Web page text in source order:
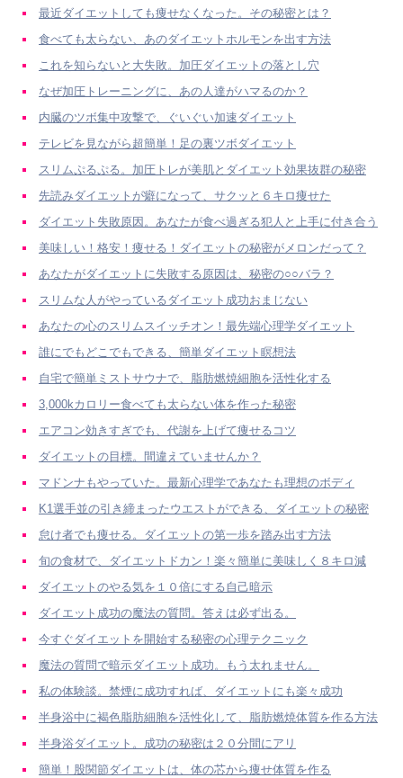
最近ダイエットしても痩せなくなった。その秘密とは？
食べても太らない、あのダイエットホルモンを出す方法
これを知らないと大失敗。加圧ダイエットの落とし穴
なぜ加圧トレーニングに、あの人達がハマるのか？
内臓のツボ集中攻撃で、ぐいぐい加速ダイエット
テレビを見ながら超簡単！足の裏ツボダイエット
スリムぷるぷる。加圧トレが美肌とダイエット効果抜群の秘密
先読みダイエットが癖になって、サクッと６キロ痩せた
ダイエット失敗原因。あなたが食べ過ぎる犯人と上手に付き合う
美味しい！格安！痩せる！ダイエットの秘密がメロンだって？
あなたがダイエットに失敗する原因は、秘密の○○バラ？
スリムな人がやっているダイエット成功おまじない
あなたの心のスリムスイッチオン！最先端心理学ダイエット
誰にでもどこでもできる、簡単ダイエット瞑想法
自宅で簡単ミストサウナで、脂肪燃焼細胞を活性化する
3,000kカロリー食べても太らない体を作った秘密
エアコン効きすぎでも、代謝を上げて痩せるコツ
ダイエットの目標。間違えていませんか？
マドンナもやっていた。最新心理学であなたも理想のボディ
K1選手並の引き締まったウエストができる、ダイエットの秘密
怠け者でも痩せる。ダイエットの第一歩を踏み出す方法
旬の食材で、ダイエットドカン！楽々簡単に美味しく８キロ減
ダイエットのやる気を１０倍にする自己暗示
ダイエット成功の魔法の質問。答えは必ず出る。
今すぐダイエットを開始する秘密の心理テクニック
魔法の質問で暗示ダイエット成功。もう太れません。
私の体験談。禁煙に成功すれば、ダイエットにも楽々成功
半身浴中に褐色脂肪細胞を活性化して、脂肪燃焼体質を作る方法
半身浴ダイエット。成功の秘密は２０分間にアリ
簡単！股関節ダイエットは、体の芯から痩せ体質を作る